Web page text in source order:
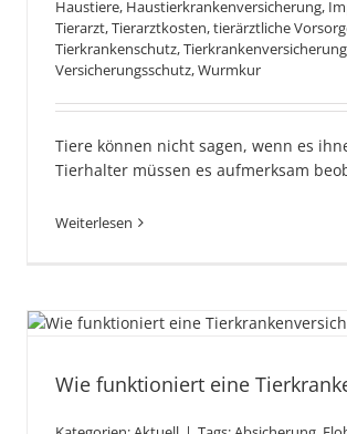
Haustiere, Haustierkrankenversicherung,
Tierarzt,Tierarztkosten,tierärztliche
Tierkrankenschutz,Tierkrankenversicherung
Versicherungsschutz,Wurmkur
Tiere können nicht sagen, wenn es
Tierhalter müssen es aufmerksam
Weiterlesen
Wie
Wie funktioniert eine